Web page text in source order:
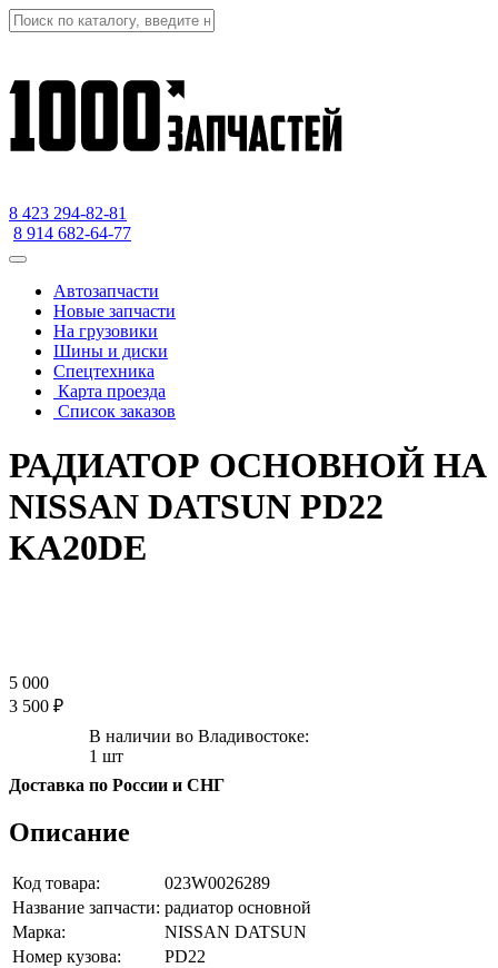
8 423 294-82-81
8 914 682-64-77
Автозапчасти
Новые запчасти
На грузовики
Шины и диски
Спецтехника
Карта проезда
Список заказов
РАДИАТОР ОСНОВНОЙ НА
NISSAN DATSUN PD22
KA20DE
5 000
3 500 ₽
В наличии во Владивостоке:
1 шт
Доставка по России и СНГ
Описание
Код товара:
023W0026289
Название запчасти: радиатор основной
Марка:
NISSAN DATSUN
Номер кузова:
PD22